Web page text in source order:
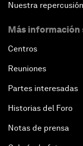
Nuestra repercusión
Más información
Centros
Reuniones
Partes interesadas
Historias del Foro
Notas de prensa